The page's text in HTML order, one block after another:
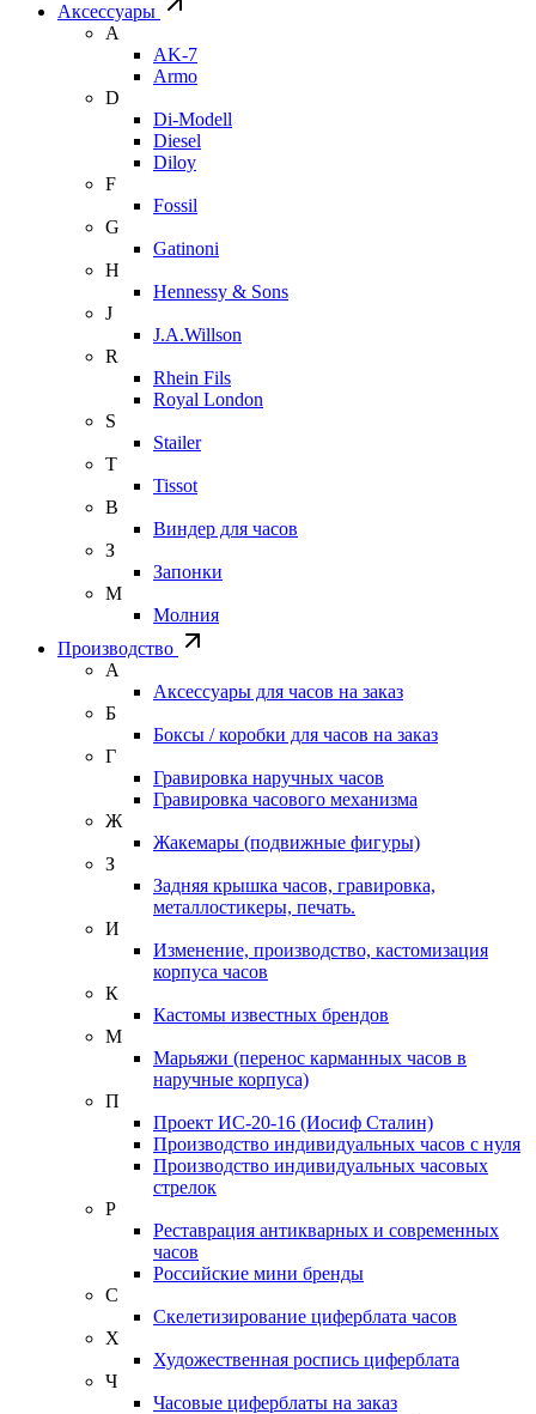
Аксессуары
A
AK-7
Armo
D
Di-Modell
Diesel
Diloy
F
Fossil
G
Gatinoni
H
Hennessy & Sons
J
J.A.Willson
R
Rhein Fils
Royal London
S
Stailer
T
Tissot
В
Виндер для часов
З
Запонки
М
Молния
Производство
А
Аксессуары для часов на заказ
Б
Боксы / коробки для часов на заказ
Г
Гравировка наручных часов
Гравировка часового механизма
Ж
Жакемары (подвижные фигуры)
З
Задняя крышка часов, гравировка,
металлостикеры, печать.
И
Изменение, производство, кастомизация
корпуса часов
К
Кастомы известных брендов
М
Марьяжи (перенос карманных часов в
наручные корпуса)
П
Проект ИС-20-16 (Иосиф Сталин)
Производство индивидуальных часов с нуля
Производство индивидуальных часовых
стрелок
Р
Реставрация антикварных и современных
часов
Российские мини бренды
С
Скелетизирование циферблата часов
Х
Художественная роспись циферблата
Ч
Часовые циферблаты на заказ